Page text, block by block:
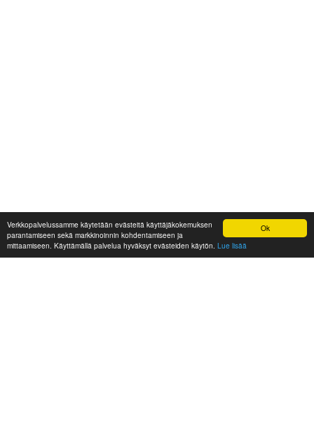
Ok
Verkkopalvelussamme käytetään evästeitä käyttäjäkokemuksen
parantamiseen sekä markkinoinnin kohdentamiseen ja
mittaamiseen. Käyttämällä palvelua hyväksyt evästeiden käytön. Lue lisää